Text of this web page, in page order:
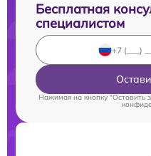
Бесплатная
специалистом
Нажимая на кнопку "Оставить